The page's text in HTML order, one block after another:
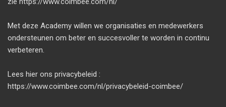
Met deze Academy willen we organisaties en medewerkers
ondersteunen om beter en succesvoller te worden in continu
verbeteren.
Lees hier ons privacybeleid :
https://www.coimbee.com/nl/privacybeleid-coimbee/